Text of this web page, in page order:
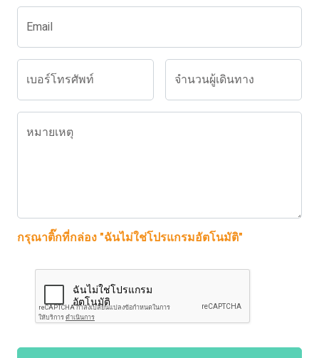
Email
เบอร์โทรศัพท์ จำนวนผู้เดินทาง
หมายเหตุ
กรุณาติ๊กที่กล่อง "ฉันไม่ใช่โปรแกรมอัตโนมัติ"